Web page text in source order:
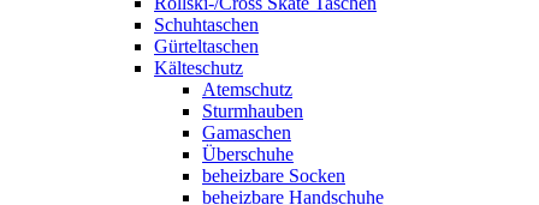
Schuhtaschen
Gürteltaschen
Kälteschutz
Atemschutz
Sturmhauben
Gamaschen
Überschuhe
beheizbare Socken
beheizbare Handschuhe